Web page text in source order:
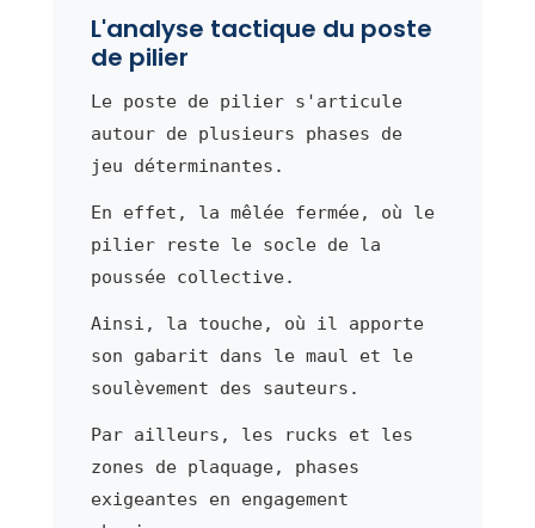
L'analyse tactique du poste
de pilier
Le poste de pilier s'articule
autour de plusieurs phases de
jeu déterminantes.
En effet, la mêlée fermée, où le
pilier reste le socle de la
poussée collective.
Ainsi, la touche, où il apporte
son gabarit dans le maul et le
soulèvement des sauteurs.
Par ailleurs, les rucks et les
zones de plaquage, phases
exigeantes en engagement